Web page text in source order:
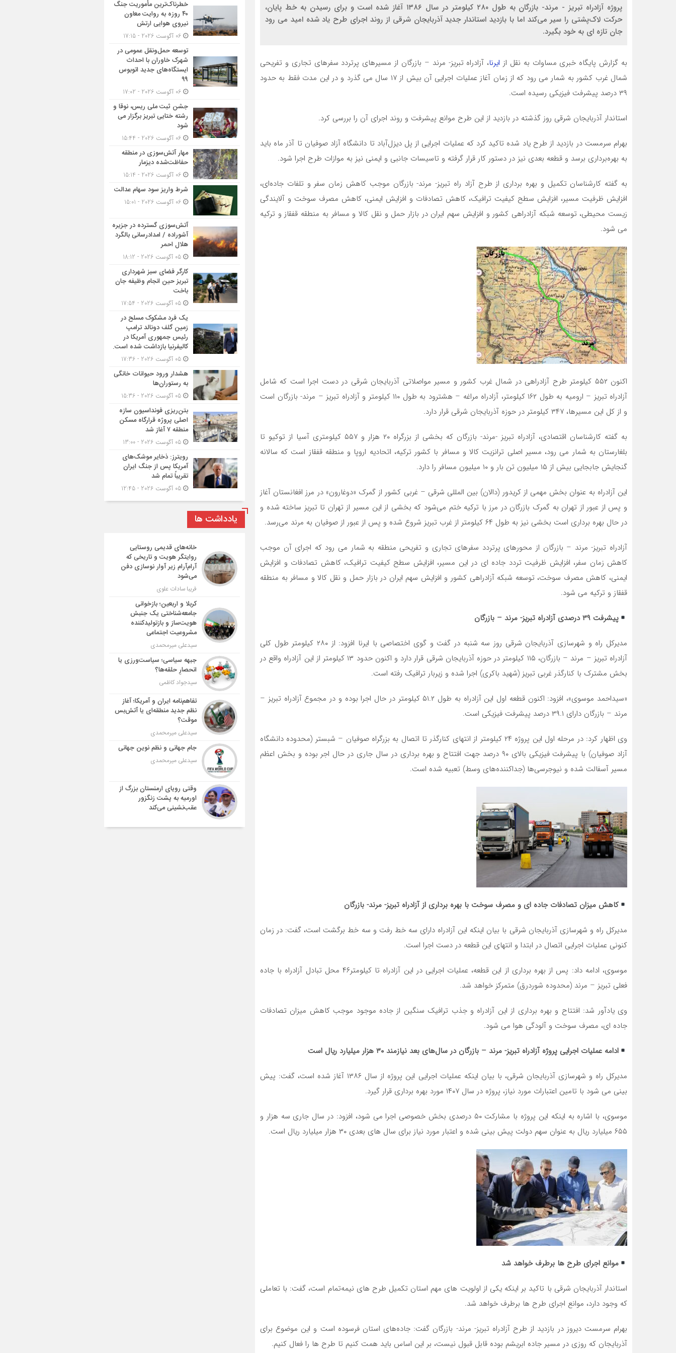
پروژه آزادراه تبریز - مرند- بازرگان به طول ۲۸۰ کیلومتر در سال ۱۳۸۶ آغاز شده است و برای رسیدن به خط پایان،
حرکت لاک‌پشتی را سیر می‌کند اما با بازدید استاندار جدید آذربایجان شرقی از روند اجرای طرح یاد شده امید می رود
جان تازه ای به خود بگیرد.
به گزارش پایگاه خبری مساوات به نقل از ایرنا، آزادراه تبریز- مرند – بازرگان از مسیرهای پرتردد سفرهای تجاری و تفریحی
شمال غرب کشور به شمار می رود که از زمان آغاز عملیات اجرایی آن بیش از ۱۷ سال می گذرد و در این مدت فقط به حدود
۳۹ درصد پیشرفت فیزیکی رسیده است.
استاندار آذربایجان شرقی روز گذشته در بازدید از این طرح موانع پیشرفت و روند اجرای آن را بررسی کرد.
بهرام سرمست در بازدید از طرح یاد شده تاکید کرد که عملیات اجرایی از پل دیزل‌آباد تا دانشگاه آزاد صوفیان تا آذر ماه باید
به بهره‌برداری برسد و قطعه بعدی نیز در دستور کار قرار گرفته و تاسیسات جانبی و ایمنی نیز به موازات طرح اجرا شود.
به گفته کارشناسان تکمیل و بهره برداری از طرح آزاد راه تبریز- مرند- بازرگان موجب کاهش زمان سفر و تلفات جاده‌ای،
افزایش ظرفیت مسیر، افزایش سطح کیفیت ترافیک، کاهش تصادفات و افزایش ایمنی، کاهش مصرف سوخت و آلایندگی
زیست محیطی، توسعه شبکه آزادراهی کشور و افزایش سهم ایران در بازار حمل و نقل کالا و مسافر به منطقه قفقاز و ترکیه
می شود.
اکنون ۵۵۲ کیلومتر طرح آزادراهی در شمال غرب کشور و مسیر مواصلاتی آذربایجان شرقی در دست اجرا است که شامل
آزادراه تبریز – ارومیه به طول ۱۶۲ کیلومتر، آزادراه مراغه – هشترود به طول ۱۱۰ کیلومتر و آزادراه تبریز – مرند- بازرگان است
و از کل این مسیرها، ۳۴۷ کیلومتر در حوزه آذربایجان شرقی قرار دارد.
به گفته کارشناسان اقتصادی، آزادراه تبریز -مرند- بازرگان که بخشی از بزرگراه ۲۰ هزار و ۵۵۷ کیلومتری آسیا از توکیو تا
بلغارستان به شمار می رود، مسیر اصلی ترانزیت کالا و مسافر با کشور ترکیه، اتحادیه اروپا و منطقه قفقاز است که سالانه
گنجایش جابجایی بیش از ۱۵ میلیون تن بار و ۱۰ میلیون مسافر را دارد.
این آزادراه به عنوان بخش مهمی از کریدور (دالان) بین المللی شرقی – غربی کشور از گمرک «دوغارون» در مرز افغانستان آغاز
و پس از عبور از تهران به گمرک بازرگان در مرز با ترکیه ختم می‌شود که بخشی از این مسیر از تهران تا تبریز ساخته شده و
در حال بهره برداری است بخشی نیز به طول ۶۴ کیلومتر از غرب تبریز شروع شده و پس از عبور از صوفیان به مرند می‌رسد.
آزادراه تبریز- مرند – بازرگان از محورهای پرتردد سفرهای تجاری و تفریحی منطقه به شمار می رود که اجرای آن موجب
کاهش زمان سفر، افزایش ظرفیت تردد جاده ای در این مسیر، افزایش سطح کیفیت ترافیک، کاهش تصادفات و افزایش
ایمنی، کاهش مصرف سوخت، توسعه شبکه آزادراهی کشور و افزایش سهم ایران در بازار حمل و نقل کالا و مسافر به منطقه
قفقاز و ترکیه می شود.
پیشرفت ۳۹ درصدی آزادراه تبریز- مرند – بازرگان
مدیرکل راه و شهرسازی آذربایجان شرقی روز سه شنبه در گفت و گوی اختصاصی با ایرنا افزود: از ۲۸۰ کیلومتر طول کلی
آزادراه تبریز – مرند – بازرگان، ۱۱۵ کیلومتر در حوزه آذربایجان شرقی قرار دارد و اکنون حدود ۱۳ کیلومتر از این آزادراه واقع در
بخش مشترک با کنارگذر غربی تبریز (شهید باکری) اجرا شده و زیربار ترافیک رفته است.
«سیداحمد موسوی»، افزود: اکنون قطعه اول این آزادراه به طول ۵۱.۲ کیلومتر در حال اجرا بوده و در مجموع آزادراه تبریز –
مرند – بازرگان دارای ۳۹.۱ درصد پیشرفت فیزیکی است.
وی اظهار کرد: در مرحله اول این پروژه ۲۴ کیلومتر از انتهای کنارگذر تا اتصال به بزرگراه صوفیان – شبستر (محدوده دانشگاه
آزاد صوفیان) با پیشرفت فیزیکی بالای ۹۰ درصد جهت افتتاح و بهره برداری در سال جاری در حال اجر بوده و بخش اعظم
مسیر آسفالت شده و نیوجرسی‌ها (جداکننده‌های وسط) تعبیه شده است.
کاهش میزان تصادفات جاده ای و مصرف سوخت با بهره برداری از آزادراه تبریز- مرند- بازرگان
مدیرکل راه و شهرسازی آذربایجان شرقی با بیان اینکه این آزادراه دارای سه خط رفت و سه خط برگشت است، گفت: در زمان
کنونی عملیات اجرایی اتصال در ابتدا و انتهای این قطعه در دست اجرا است.
موسوی، ادامه داد: پس از بهره برداری از این قطعه، عملیات اجرایی در این آزادراه تا کیلومتر۴۶ محل تبادل آزادراه با جاده
فعلی تبریز – مرند (محدوده شوردرق) متمرکز خواهد شد.
وی یادآور شد: افتتاح و بهره برداری از این آزادراه و جذب ترافیک سنگین از جاده موجود موجب کاهش میزان تصادفات
جاده ای، مصرف سوخت و آلودگی هوا می شود.
ادامه عملیات اجرایی پروژه آزادراه تبریز- مرند – بازرگان در سال‌های بعد نیازمند ۳۰ هزار میلیارد ریال است
مدیرکل راه و شهرسازی آذربایجان شرقی، با بیان اینکه عملیات اجرایی این پروژه از سال ۱۳۸۶ آغاز شده است، گفت: پیش
بینی می شود با تامین اعتبارات مورد نیاز، پروژه در سال ۱۴۰۷ مورد بهره برداری قرار گیرد.
موسوی، با اشاره به اینکه این پروژه با مشارکت ۵۰ درصدی بخش خصوصی اجرا می شود، افزود: در سال جاری سه هزار و
۶۵۵ میلیارد ریال به عنوان سهم دولت پیش بینی شده و اعتبار مورد نیاز برای سال های بعدی ۳۰ هزار میلیارد ریال است.
موانع اجرای طرح ها برطرف خواهد شد
استاندار آذربایجان شرقی با تاکید بر اینکه یکی از اولویت های مهم استان تکمیل طرح های نیمه‌تمام است، گفت: با تعاملی
که وجود دارد، موانع اجرای طرح ها برطرف خواهد شد.
بهرام سرمست دیروز در بازدید از طرح آزادراه تبریز- مرند- بازرگان گفت: جاده‌های استان فرسوده است و این موضوع برای
آذربایجان که روزی در مسیر جاده ابریشم بوده قابل قبول نیست، بر این اساس باید همت کنیم تا طرح ها را فعال کنیم.
خطرناک‌ترین مأموریت جنگ
۴۰ روزه به روایت معاون
نیروی هوایی ارتش
توسعه حمل‌ونقل عمومی در
شهرک خاوران با احداث
ایستگاه‌های جدید اتوبوس
۹۹
جشن ثبت ملی ریس، نوقا و
رشته ختایی تبریز برگزار می
شود
مهار آتش‌سوزی در منطقه
حفاظت‌شده دیزمار
شرط واریز سود سهام عدالت
آتش‌سوزی گسترده در جزیره
آشوراده / امدادرسانی بالگرد
هلال احمر
کارگر فضای سبز شهرداری
تبریز حین انجام وظیفه جان
باخت
یک فرد مشکوک مسلح در
زمین گلف دونالد ترامپ
رئیس جمهوری آمریکا در
کالیفرنیا بازداشت شده است.
هشدار ورود حیوانات خانگی
به رستوران‌ها
بتن‌ریزی فونداسیون سازه
اصلی پروژه قرارگاه مسکن
منطقه ۷ آغاز شد
رویترز: ذخایر موشک‌های
آمریکا پس از جنگ ایران
تقریباً تمام شد
یادداشت ها
خانه‌های قدیمی روستایی
روایتگر هویت و تاریخی که
آرام‌آرام زیر آوار نوسازی دفن
می‌شود
فریبا سادات علوی
کربلا و اربعین؛ بازخوانی
جامعه‌شناختی یک جنبش
هویت‌ساز و بازتولیدکننده
مشروعیت اجتماعی
سیدعلی میرمحمدی
جبهه سیاسی؛ سیاست‌ورزی یا
انحصارِ حلقه‌ها؟
سیدجواد کاظمی
تفاهم‌نامه ایران و آمریکا؛ آغاز
نظم جدید منطقه‌ای یا آتش‌بس
موقت؟
سیدعلی میرمحمدی
جام جهانی و نظم نوین جهانی
سیدعلی میرمحمدی
وقتی رویای ارمنستان بزرگ از
اورمیه به پشت زنگزور
عقب‌نشینی می‌کند